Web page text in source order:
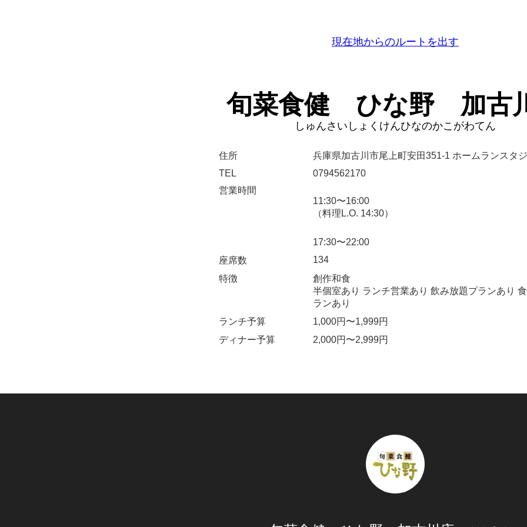
現在地からのルートを出す
旬菜食健 ひな野 加古
しゅんさいしょくけんひなのかこがわてん
住所
兵庫県加古川市尾上町安田351-1 ホームランスタ
TEL
0794562170
営業時間
11:30〜16:00
（料理L.O. 14:30）
17:30〜22:00
座席数
134
特徴
創作和食
半個室あり ランチ営業あり 飲み放題プランあり
ランあり
ランチ予算
1,000円〜1,999円
ディナー予算
2,000円〜2,999円